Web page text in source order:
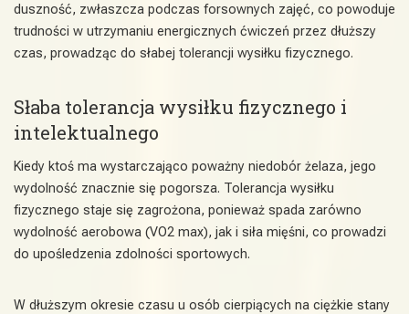
duszność, zwłaszcza podczas forsownych zajęć, co powoduje
trudności w utrzymaniu energicznych ćwiczeń przez dłuższy
czas, prowadząc do słabej tolerancji wysiłku fizycznego.
Słaba tolerancja wysiłku fizycznego i
intelektualnego
Kiedy ktoś ma wystarczająco poważny niedobór żelaza, jego
wydolność znacznie się pogorsza. Tolerancja wysiłku
fizycznego staje się zagrożona, ponieważ spada zarówno
wydolność aerobowa (VO2 max), jak i siła mięśni, co prowadzi
do upośledzenia zdolności sportowych.
W dłuższym okresie czasu u osób cierpiących na ciężkie stany